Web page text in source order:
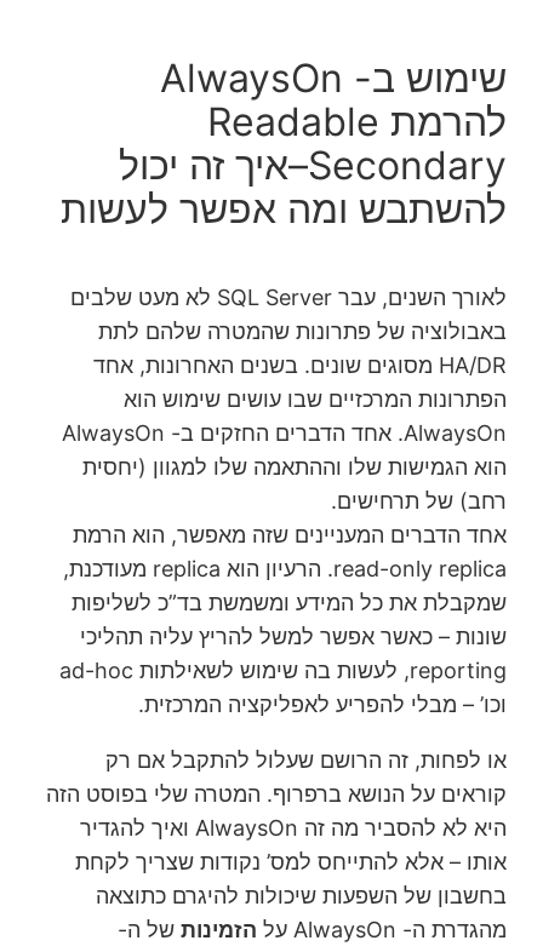
שימוש ב- AlwaysOn
להרמת Readable
Secondary–איך זה יכול
להשתבש ומה אפשר לעשות
לאורך השנים, עבר SQL Server לא מעט שלבים
באבולוציה של פתרונות שהמטרה שלהם לתת
HA/DR מסוגים שונים. בשנים האחרונות, אחד
הפתרונות המרכזיים שבו עושים שימוש הוא
AlwaysOn. אחד הדברים החזקים ב- AlwaysOn
הוא הגמישות שלו וההתאמה שלו למגוון (יחסית
רחב) של תרחישים.
אחד הדברים המעניינים שזה מאפשר, הוא הרמת
read-only replica. הרעיון הוא replica מעודכנת,
שמקבלת את כל המידע ומשמשת בד”כ לשליפות
שונות – כאשר אפשר למשל להריץ עליה תהליכי
reporting, לעשות בה שימוש לשאילתות ad-hoc
וכו’ – מבלי להפריע לאפליקציה המרכזית.
או לפחות, זה הרושם שעלול להתקבל אם רק
קוראים על הנושא ברפרוף. המטרה שלי בפוסט הזה
היא לא להסביר מה זה AlwaysOn ואיך להגדיר
אותו – אלא להתייחס למס’ נקודות שצריך לקחת
בחשבון של השפעות שיכולות להיגרם כתוצאה
מהגדרת ה- AlwaysOn על
הזמינות של ה-